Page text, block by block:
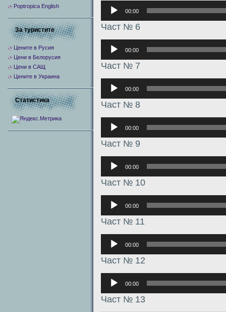
Аудиоплеер
00:00
Част № 6
Аудиоплеер
00:00
Част № 7
Аудиоплеер
00:00
Част № 8
Аудиоплеер
00:00
Част № 9
Аудиоплеер
00:00
Част № 10
Аудиоплеер
00:00
Част № 11
Аудиоплеер
00:00
Част № 12
Аудиоплеер
00:00
Част № 13
Poptropica English
За туристите
Цените в Русия
Цени в Белорусия
Цени в САЩ
Цените в Украина
Статистика